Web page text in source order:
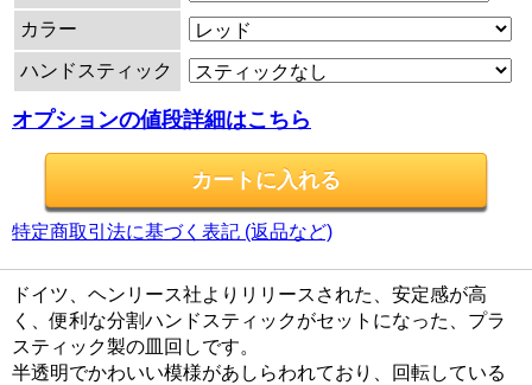
カラー
ハンドスティック
オプションの値段詳細はこちら
特定商取引法に基づく表記 (返品など)
ドイツ、ヘンリース社よりリリースされた、安定感が高
く、便利な分割ハンドスティックがセットになった、プラ
スティック製の皿回しです。
半透明でかわいい模様があしらわれており、回転している